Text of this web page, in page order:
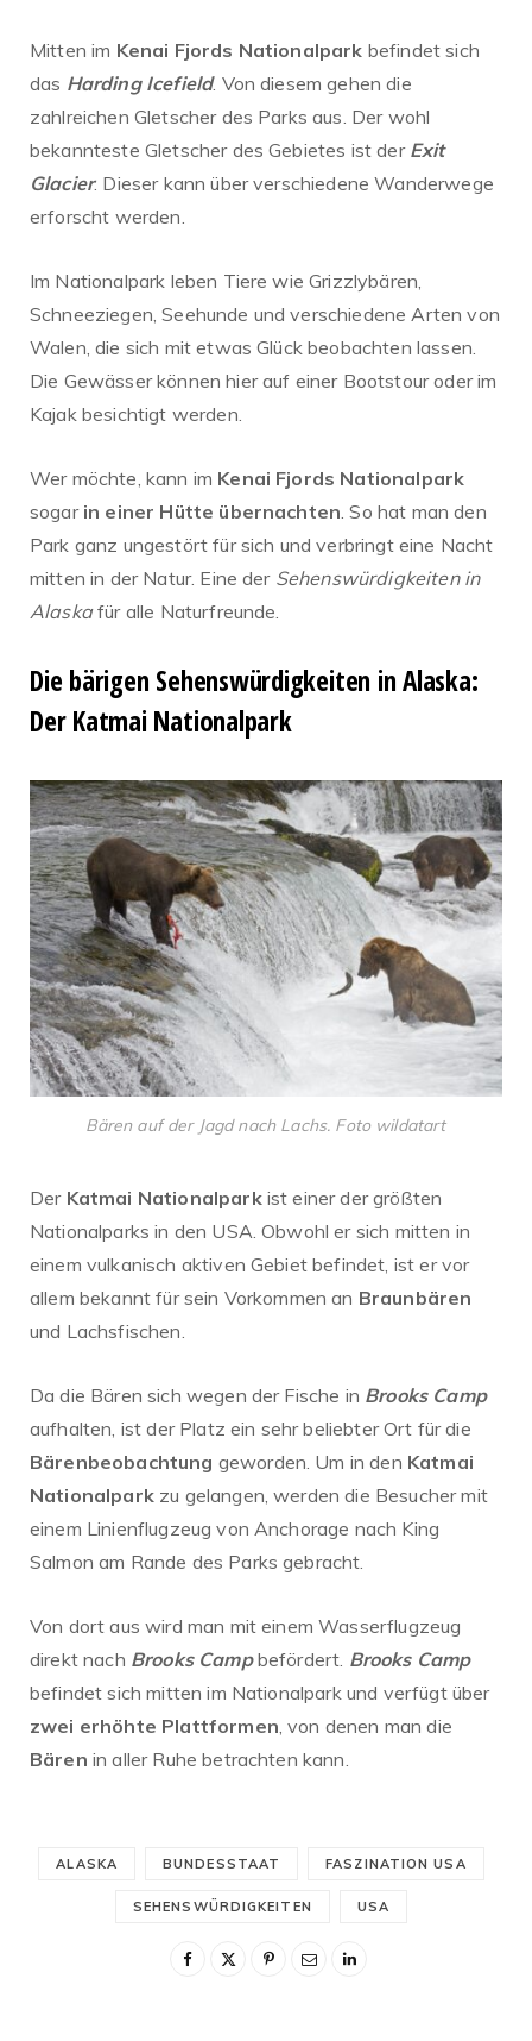
Mitten im Kenai Fjords Nationalpark befindet sich
das Harding Icefield. Von diesem gehen die
zahlreichen Gletscher des Parks aus. Der wohl
bekannteste Gletscher des Gebietes ist der Exit
Glacier. Dieser kann über verschiedene Wanderwege
erforscht werden.
Im Nationalpark leben Tiere wie Grizzlybären,
Schneeziegen, Seehunde und verschiedene Arten von
Walen, die sich mit etwas Glück beobachten lassen.
Die Gewässer können hier auf einer Bootstour oder im
Kajak besichtigt werden.
Wer möchte, kann im Kenai Fjords Nationalpark
sogar in einer Hütte übernachten . So hat man den
Park ganz ungestört für sich und verbringt eine Nacht
mitten in der Natur. Eine der Sehenswürdigkeiten in
Alaskafür alle Naturfreunde.
Die bärigen Sehenswürdigkeiten in Alaska:
DerKatmai Nationalpark
Bären auf der Jagd nach Lachs. Foto wildatart
Der Katmai Nationalparkist einer der größten
Nationalparks in den USA. Obwohl er sich mitten in
einem vulkanisch aktiven Gebiet befindet, ist er vor
allem bekannt für sein Vorkommen an Braunbären
und Lachsfischen.
Da die Bären sich wegen der Fische in Brooks Camp
aufhalten, ist der Platz ein sehr beliebter Ort für die
Bärenbeobachtung geworden. Um in den Katmai
Nationalparkzu gelangen, werden die Besucher mit
einem Linienflugzeug von Anchorage nach King
Salmon am Rande des Parks gebracht.
Von dort aus wird man mit einem Wasserflugzeug
direkt nach Brooks Campbefördert. Brooks Camp
befindet sich mitten im Nationalpark und verfügt über
zwei erhöhte Plattformen , von denen man die
Bären in aller Ruhe betrachten kann.
ALASKA BUNDESSTAAT FASZINATION USA
SEHENSWÜRDIGKEITEN USA